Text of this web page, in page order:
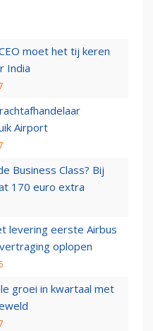
moet het tij keren
India
Airport
Business Class? Bij
170 euro extra
levering eerste Airbus
oplopen
groei in kwartaal met